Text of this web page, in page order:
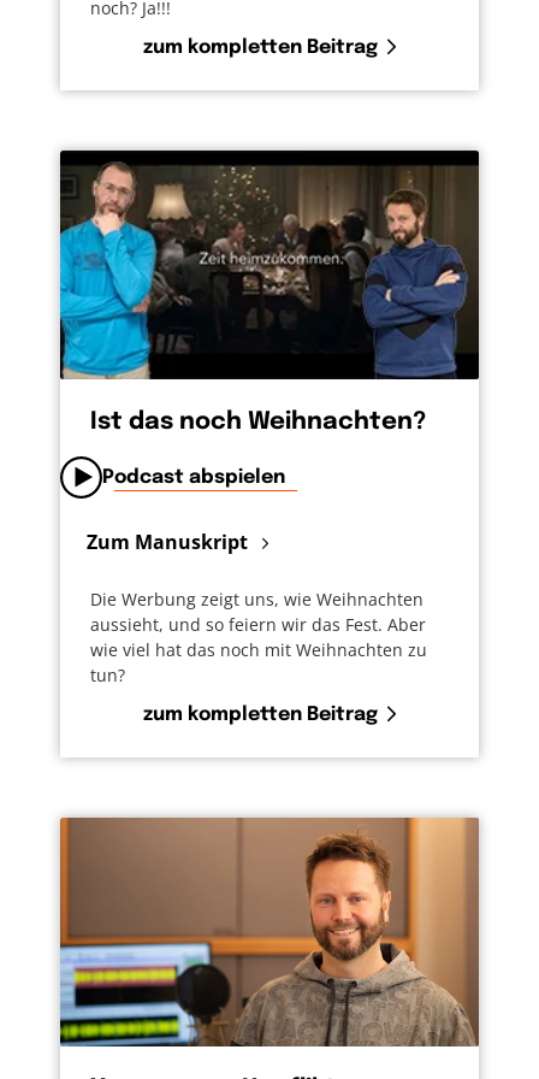
noch? Ja!!!
zum kompletten Beitrag
Ist das noch Weihnachten?
Podcast abspielen
Zum Manuskript
Die Werbung zeigt uns, wie Weihnachten
aussieht, und so feiern wir das Fest. Aber
wie viel hat das noch mit Weihnachten zu
tun?
zum kompletten Beitrag